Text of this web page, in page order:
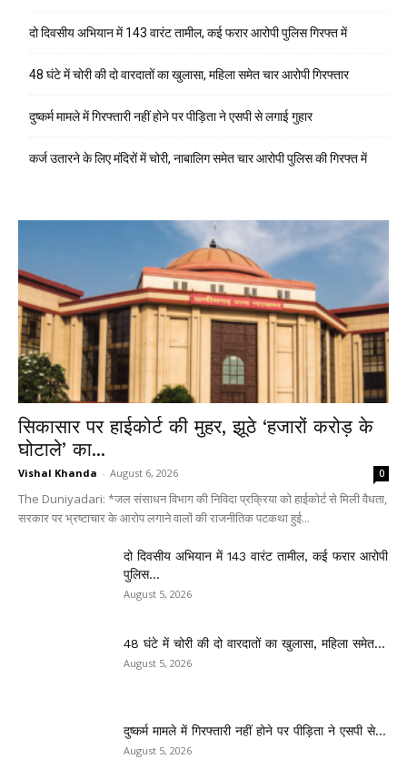
दो दिवसीय अभियान में 143 वारंट तामील, कई फरार आरोपी पुलिस गिरफ्त में
48 घंटे में चोरी की दो वारदातों का खुलासा, महिला समेत चार आरोपी गिरफ्तार
दुष्कर्म मामले में गिरफ्तारी नहीं होने पर पीड़िता ने एसपी से लगाई गुहार
कर्ज उतारने के लिए मंदिरों में चोरी, नाबालिग समेत चार आरोपी पुलिस की गिरफ्त में
सिकासार पर हाईकोर्ट की मुहर, झूठे ‘हजारों करोड़ के
घोटाले’ का...
Vishal Khanda - August 6, 2026 0
The Duniyadari: *जल संसाधन विभाग की निविदा प्रक्रिया को हाईकोर्ट से मिली वैधता,
सरकार पर भ्रष्टाचार के आरोप लगाने वालों की राजनीतिक पटकथा हुई...
दो दिवसीय अभियान में 143 वारंट तामील, कई फरार आरोपी
पुलिस...
August 5, 2026
48 घंटे में चोरी की दो वारदातों का खुलासा, महिला समेत...
August 5, 2026
दुष्कर्म मामले में गिरफ्तारी नहीं होने पर पीड़िता ने एसपी से...
August 5, 2026